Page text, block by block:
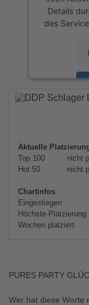
Details
des
Aktuelle
Top 100
nicht
Hot 50
nicht
Chartinfos
Eingestiegen
Höchste Platzierung
Wochen platziert
PURES PARTY
Wer hat diese Worte